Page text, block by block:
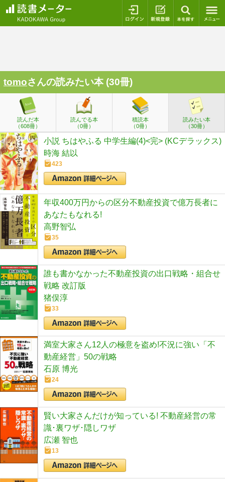
ログイン 新規登録
tomoさんの読みたい本 (30冊)
読んだ本
（608冊）
読んでる本
（0冊）
積読本
（0冊）
読みたい本
（30冊）
小説 ちはやふる 中学生編(4)<完> (KCデラックス)
時海 結以
423
年収400万円からの区分不動産投資で億万長者に
あなたもなれる!
高野智弘
35
誰も書かなかった不動産投資の出口戦略・組合せ
戦略 改訂版
猪俣淳
33
満室大家さん12人の極意を盗め!不況に強い「不
動産経営」50の戦略
石原 博光
24
賢い大家さんだけが知っている! 不動産経営の常
識･裏ワザ･隠しワザ
広瀬 智也
13